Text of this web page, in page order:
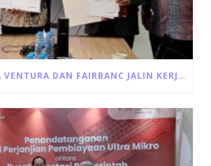
BAHANA ARTHA VENTURA DAN FAIRBANC JALIN KERJA SAMA PINJAMAN MODAL USAHA PRODUKTIF